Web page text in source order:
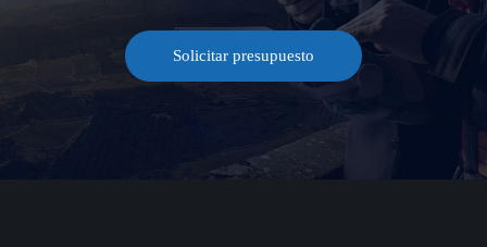
Solicitar presupuesto